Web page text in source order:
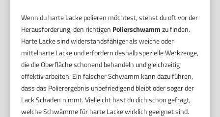
Wenn du harte Lacke polieren möchtest, stehst du oft vor der
Herausforderung, den richtigen Polierschwammzu finden.
Harte Lacke sind widerstandsfähiger als weiche oder
mittelharte Lacke und erfordern deshalb spezielle Werkzeuge,
die die Oberfläche schonend behandeln und gleichzeitig
effektiv arbeiten. Ein falscher Schwamm kann dazu führen,
dass das Polierergebnis unbefriedigend bleibt oder sogar der
Lack Schaden nimmt. Vielleicht hast du dich schon gefragt,
welche Schwämme für harte Lacke wirklich geeignet sind.